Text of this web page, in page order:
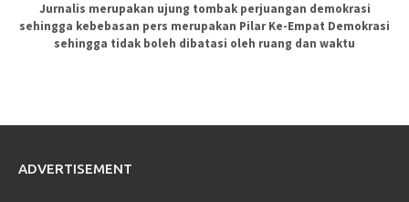
Jurnalis merupakan ujung tombak perjuangan demokrasi
sehingga kebebasan pers merupakan Pilar Ke-Empat Demokrasi
sehingga tidak boleh dibatasi oleh ruang dan waktu
ADVERTISEMENT